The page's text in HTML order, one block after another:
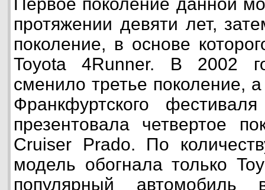
Первое поколение данной
протяжении девяти лет,
поколение, в основе
Toyota 4Runner. В 2002
сменило третье поколение,
Франкфуртского
презентовала четвертое
Cruiser Prado. По
модель обогнала только
популярный автомобиль